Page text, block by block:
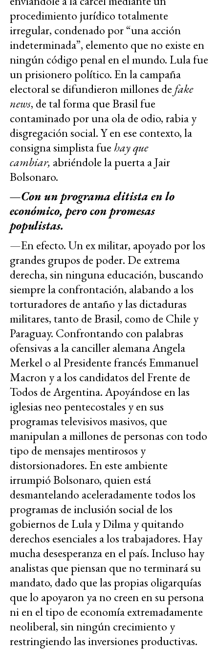
procedimiento jurídico totalmente
irregular, condenado por “una acción
indeterminada”, elemento que no existe en
ningún código penal en el mundo. Lula fue
un prisionero político. En la campaña
electoral se difundieron millones de fake
news, de tal forma que Brasil fue
contaminado por una ola de odio, rabia y
disgregación social. Y en ese contexto, la
consigna simplista fue hay que
cambiar, abriéndole la puerta a Jair
Bolsonaro.
—Con un programa elitista en lo
económico, pero con promesas
populistas.
—En efecto. Un ex militar, apoyado por los
grandes grupos de poder. De extrema
derecha, sin ninguna educación, buscando
siempre la confrontación, alabando a los
torturadores de antaño y las dictaduras
militares, tanto de Brasil, como de Chile y
Paraguay. Confrontando con palabras
ofensivas a la canciller alemana Angela
Merkel o al Presidente francés Emmanuel
Macron y a los candidatos del Frente de
Todos de Argentina. Apoyándose en las
iglesias neo pentecostales y en sus
programas televisivos masivos, que
manipulan a millones de personas con todo
tipo de mensajes mentirosos y
distorsionadores. En este ambiente
irrumpió Bolsonaro, quien está
desmantelando aceleradamente todos los
programas de inclusión social de los
gobiernos de Lula y Dilma y quitando
derechos esenciales a los trabajadores. Hay
mucha desesperanza en el país. Incluso hay
analistas que piensan que no terminará su
mandato, dado que las propias oligarquías
que lo apoyaron ya no creen en su persona
ni en el tipo de economía extremadamente
neoliberal, sin ningún crecimiento y
restringiendo las inversiones productivas.